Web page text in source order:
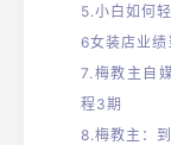
5.小白如何
6女装店业
7. 梅教主自
程3期
8.梅教主：